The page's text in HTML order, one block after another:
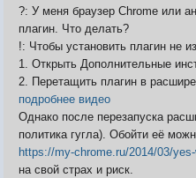
Видео
Форум
Клиент игры на android
Предложения
Заявки на вступление
R.I.P. =(
Живые легенды
Мемориальная доска
Шаржи на персонажей Граней
?: У меня браузер Chrome или
плагин. Что делать?
!: Чтобы установить плагин не
1. Открыть Дополнительные
2. Перетащить плагин в
подробнее видео
Однако после перезапуска
политика гугла). Обойти её
https://my-chrome.ru/2014/03/
на свой страх и риск.